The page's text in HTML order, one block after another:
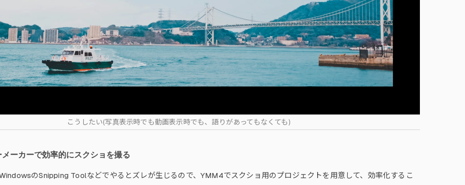
こうしたい(写真表示時でも動画表示時でも、語りがあってもなくても)
ーカーで効率的にスクショを撮る
のSnipping Toolなどでやるとズレが生じるので、YMM4でスクショ用のプロジェクトを用意して、効率化するこ